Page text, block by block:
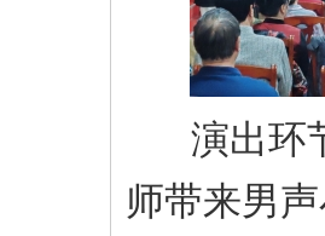
演出环节
师带来男